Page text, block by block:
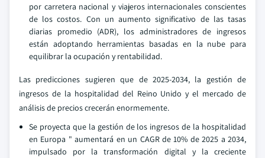
por carretera nacional y viajeros internacionales conscientes
de los costos. Con un aumento significativo de las tasas
diarias promedio (ADR), los administradores de ingresos
están adoptando herramientas basadas en la nube para
equilibrar la ocupación y rentabilidad.
Las predicciones sugieren que de 2025-2034, la gestión de
ingresos de la hospitalidad del Reino Unido y el mercado de
análisis de precios crecerán enormemente.
Se proyecta que la gestión de los ingresos de la hospitalidad
en Europa " aumentará en un CAGR de 10% de 2025 a 2034,
impulsado por la transformación digital y la creciente